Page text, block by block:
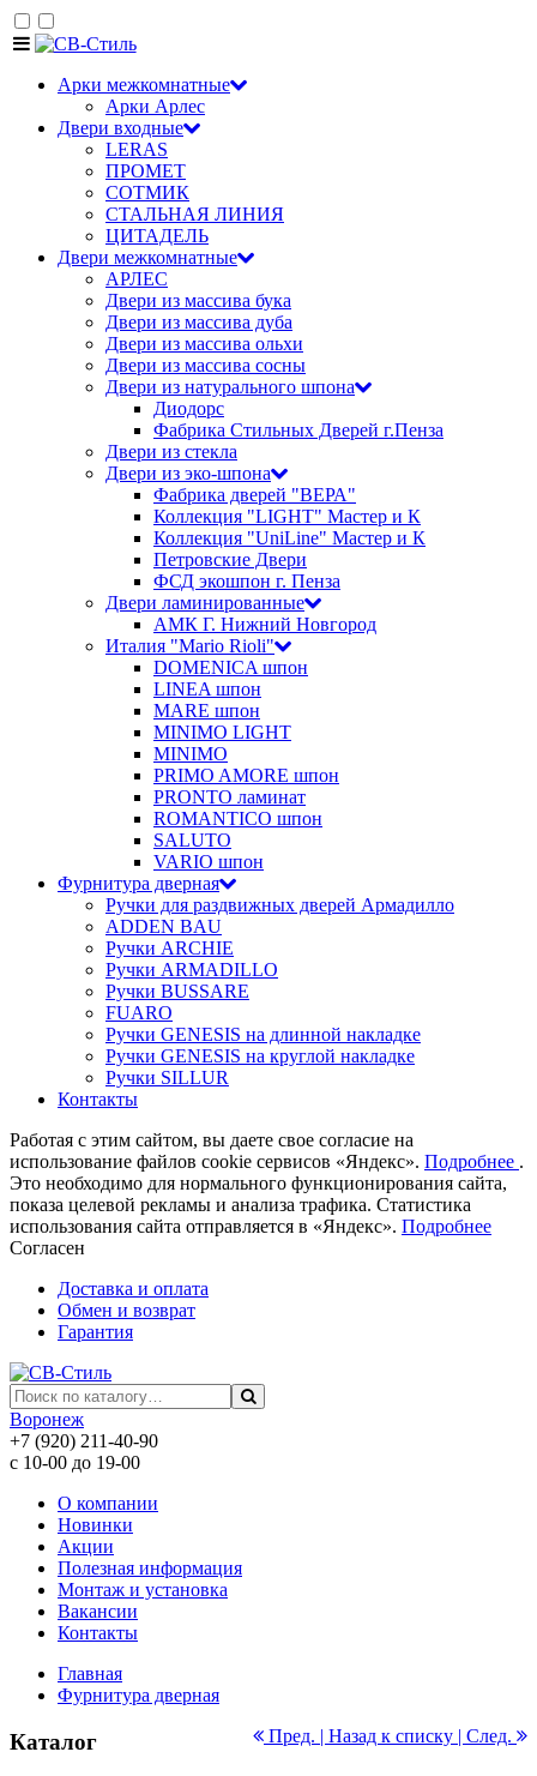
Арки межкомнатные
Арки Арлес
Двери входные
LERAS
ПРОМЕТ
СОТМИК
СТАЛЬНАЯ ЛИНИЯ
ЦИТАДЕЛЬ
Двери межкомнатные
АРЛЕС
Двери из массива бука
Двери из массива дуба
Двери из массива ольхи
Двери из массива сосны
Двери из натурального шпона
Диодорс
Фабрика Стильных Дверей г.Пенза
Двери из стекла
Двери из эко-шпона
Фабрика дверей "ВЕРА"
Коллекция "LIGHT" Мастер и К
Коллекция "UniLine" Мастер и К
Петровские Двери
ФСД экошпон г. Пенза
Двери ламинированные
АМК Г. Нижний Новгород
Италия "Mario Rioli"
DOMENICA шпон
LINEA шпон
MARE шпон
MINIMO LIGHT
MINIMO
PRIMO AMORE шпон
PRONTO ламинат
ROMANTICO шпон
SALUTO
VARIO шпон
Фурнитура дверная
Ручки для раздвижных дверей Армадилло
ADDEN BAU
Ручки ARCHIE
Ручки ARMADILLO
Ручки BUSSARE
FUARO
Ручки GENESIS на длинной накладке
Ручки GENESIS на круглой накладке
Ручки SILLUR
Контакты
Работая с этим сайтом, вы даете свое согласие на
использование файлов cookie сервисов «Яндекс». Подробнее .
Это необходимо для нормального функционирования сайта,
показа целевой рекламы и анализа трафика. Статистика
использования сайта отправляется в «Яндекс». Подробнее
Согласен
Доставка и оплата
Обмен и возврат
Гарантия
Воронеж
+7 (920) 211-40-90
с 10-00 до 19-00
О компании
Новинки
Акции
Полезная информация
Монтаж и установка
Вакансии
Контакты
Главная
Фурнитура дверная
Пред. | Назад к списку | След.
Каталог